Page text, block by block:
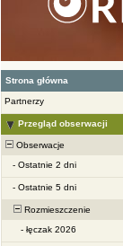
Strona główna
Partnerzy
Przegląd obserwacji
Obserwacje
- Ostatnie 2 dni
- Ostatnie 5 dni
Rozmieszczenie
- łęczak 2026